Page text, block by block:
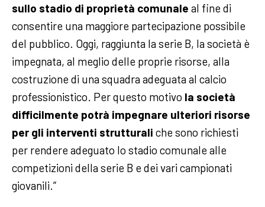
sullo stadio di proprietà comunale al fine di
consentire una maggiore partecipazione possibile
del pubblico. Oggi, raggiunta la serie B, la società è
impegnata, al meglio delle proprie risorse, alla
costruzione di una squadra adeguata al calcio
professionistico. Per questo motivo la società
difficilmente potrà impegnare ulteriori risorse
per gli interventi strutturali che sono richiesti
per rendere adeguato lo stadio comunale alle
competizioni della serie B e dei vari campionati
giovanili.”